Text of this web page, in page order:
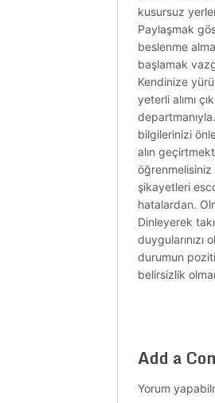
kusursuz
Paylaşmak
beslenme
başlamak
Kendinize
yeterli alımı
bilgilerinizi
alın
öğrenmelisiniz
şikayetleri
hatalardan.
Dinleyerek
durumun
belirsizlik
Add a
Yorum